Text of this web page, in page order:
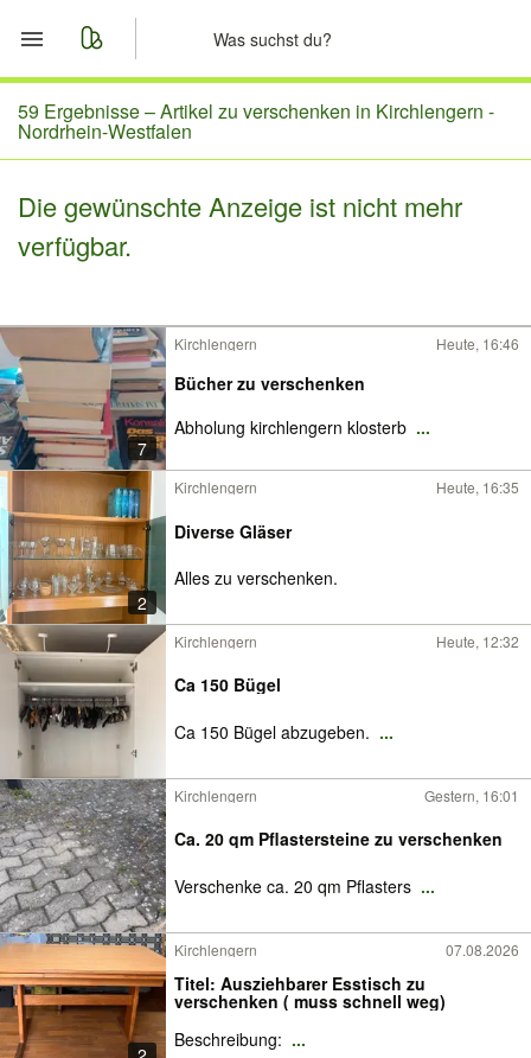
Start
Merkliste
Nachrichten
59 Ergebnisse –Artikel zu verschenken in Kirchlengern -
Nordrhein-Westfalen
Die gewünschte Anzeige ist nicht mehr
verfügbar.
7
Kirchlengern Heute, 16:46
Bücher zu verschenken
Abholung kirchlengern klosterb ...
2
Kirchlengern Heute, 16:35
Diverse Gläser
Alles zu verschenken.
Kirchlengern Heute, 12:32
Ca 150 Bügel
Ca 150 Bügel abzugeben. ...
Kirchlengern Gestern, 16:01
Ca. 20 qm Pflastersteine zu verschenken
Verschenke ca. 20 qm Pflasters ...
Kirchlengern 07.08.2026
Titel: Ausziehbarer Esstisch zu
verschenken ( muss schnell weg)
Beschreibung: ...